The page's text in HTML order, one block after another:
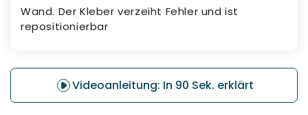
Wand. Der Kleber verzeiht Fehler und ist
repositionierbar
Videoanleitung: In 90 Sek. erklärt